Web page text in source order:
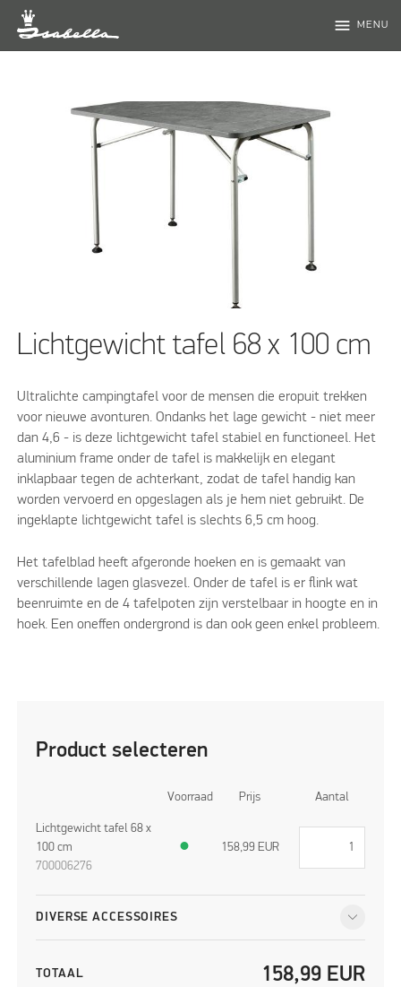
menu MENU
Lichtgewicht tafel 68 x 100 cm
Ultralichte campingtafel voor de mensen die eropuit trekken
voor nieuwe avonturen. Ondanks het lage gewicht - niet meer
dan 4,6 - is deze lichtgewicht tafel stabiel en functioneel. Het
aluminium frame onder de tafel is makkelijk en elegant
inklapbaar tegen de achterkant, zodat de tafel handig kan
worden vervoerd en opgeslagen als je hem niet gebruikt. De
ingeklapte lichtgewicht tafel is slechts 6,5 cm hoog.
Het tafelblad heeft afgeronde hoeken en is gemaakt van
verschillende lagen glasvezel. Onder de tafel is er flink wat
beenruimte en de 4 tafelpoten zijn verstelbaar in hoogte en in
hoek. Een oneffen ondergrond is dan ook geen enkel probleem.
Product selecteren
Voorraad Prijs Aantal
Lichtgewicht tafel 68 x
100 cm
700006276
● 158,99 EUR
DIVERSE ACCESSOIRES
TOTAAL 158,99 EUR